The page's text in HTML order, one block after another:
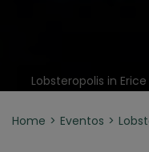
Lobsteropolis in
Home Eventos